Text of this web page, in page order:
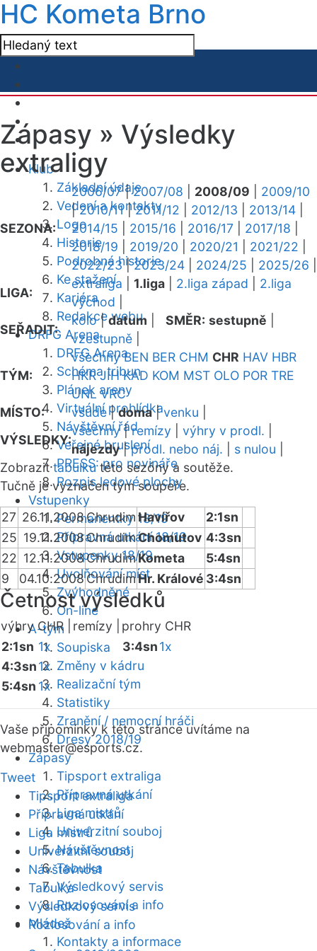
HC Kometa Brno
Klub
Základní údaje
Vedení a kontakty
Logo
Historie
Podrobná historie
Ke stažení
Kariéra
Redakce webu
DRFG Arena
DRFG Arena
Schéma tribun
Plánek areny
Virtuální prohlídka
Návštěvní řád
Veřejné bruslení
PRESS: pro novináře
Rozpis ledové plochy
Vstupenky
Permanentky 18/19
Přípravná utkání 18/19
Vstupenky 18/19
Uvolňování míst
Zvýhodněné
On-line
A-tým
Soupiska
Změny v kádru
Realizační tým
Statistiky
Zranění / nemocní hráči
Dresy 2018/19
Zápasy
Tipsport extraliga
Přípravná utkání
Liga mistrů
Univerzitní souboj
Návštěvnost
Tabulka
Výsledkový servis
Rozlosování a info
Mládež
Kontakty a informace
Zápasy » Výsledky
extraligy
SEZONA:
2006/07|2007/08 2008/09
2009/10
|2010/11|2011/12 2012/13 2013/14
2014/15
2015/16 2016/17 2017/18
2018/19
2019/20 2020/21 2021/22
2022/23|2023/24 2024/25 2025/26
LIGA:
extraliga 1.liga 2.liga západ
2.liga
východ
SEŘADIT:
kolo|datum SMĚR: sestupně
vzestupně
TÝM:
všechny BEN BER CHM CHR HAV HBR
HKR JIH KAD KOM MST OLO POR TRE
UNL VRC
MÍSTO:
všude|doma|venku
VÝSLEDKY:
všechny|remízy výhry v prodl.
nájezdy|prodl. nebo náj. s nulou
Zobrazittabulkutéto sezóny a soutěže.
Tučně je vyznačen tým soupeře.
27 26.11.2008ChrudimHavířov
2:1sn
25 19.11.2008ChrudimChomutov 4:3sn
22 12.11.2008ChrudimKometa
5:4sn
9
04.10.2008 ChrudimHr. Králové 3:4sn
Četnost výsledků
výhry CHR | remízy |
prohry CHR
2:1sn 1x
4:3sn1x
5:4sn 1x
3:4sn1x
Vaše připomínky k této stránce uvítáme na
webmaster@esports.cz.
Tweet
Tipsport extraliga
Přípravná utkání
Liga mistrů
Univerzitní souboj
Návštěvnost
Tabulka
Výsledkový servis
Rozlosování a info